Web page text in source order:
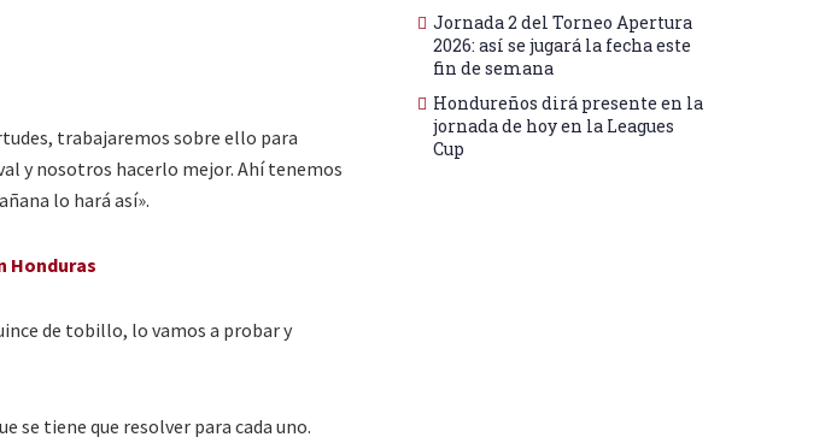
trabajaremos sobre ello para
y nosotros hacerlo mejor. Ahí tenemos
lo hará así».
Honduras
de tobillo, lo vamos a probar y
se tiene que resolver para cada uno.
Jornada 2 del Torneo Apertura
2026: así se jugará la fecha este
fin de semana
Hondureños dirá presente en la
jornada de hoy en la Leagues
Cup